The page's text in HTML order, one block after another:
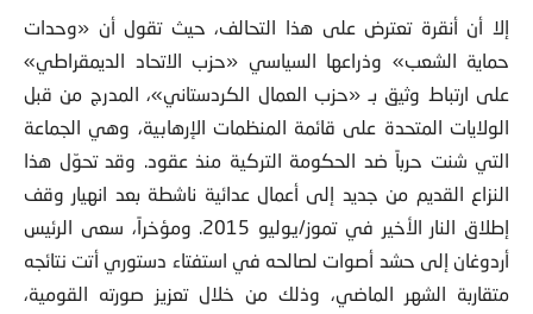
إلا أن أنقرة تعترض على هذا التحالف، حيث تقول أن «وحدات
حماية الشعب» وذراعها السياسي «حزب الاتحاد الديمقراطي»
على ارتباط وثيق بـ «حزب العمال الكردستاني»، المدرج من قبل
الولايات المتحدة على قائمة المنظمات الإرهابية، وهي الجماعة
التي شنت حرباً ضد الحكومة التركية منذ عقود. وقد تحوّل هذا
النزاع القديم من جديد إلى أعمال عدائية ناشطة بعد انهيار وقف
إطلاق النار الأخير في تموز/يوليو 2015. ومؤخراً، سعى الرئيس
أردوغان إلى حشد أصوات لصالحه في استفتاء دستوري أتت نتائجه
متقاربة الشهر الماضي، وذلك من خلال تعزيز صورته القومية،